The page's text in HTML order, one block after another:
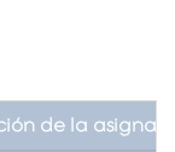
de la